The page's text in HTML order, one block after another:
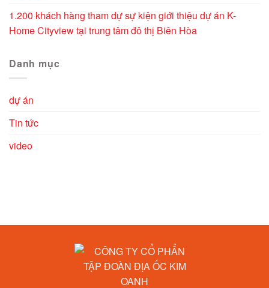
1.200 khách hàng tham dự sự kiện giới thiệu dự án K-
Home Cityview tại trung tâm đô thị Biên Hòa
Danh mục
dự án
Tin tức
video